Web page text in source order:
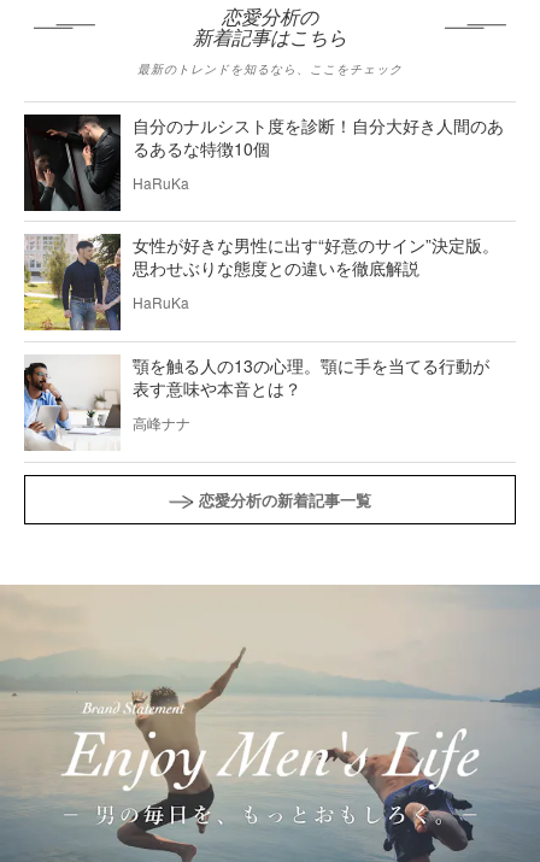
恋愛分析の
新着記事はこちら
最新のトレンドを知るなら、ここをチェック
自分のナルシスト度を診断！自分大好き人間のあ
るあるな特徴10個
HaRuKa
女性が好きな男性に出す“好意のサイン”決定版。
思わせぶりな態度との違いを徹底解説
HaRuKa
顎を触る人の13の心理。顎に手を当てる行動が
表す意味や本音とは？
高峰ナナ
恋愛分析の新着記事一覧